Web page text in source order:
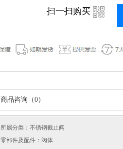
扫一扫购买 i
商品咨询（0）
所属分类：不锈钢截止阀
零部件及配件：阀体